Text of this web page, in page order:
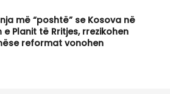
më “poshtë” se Kosova në
e Planit të Rritjes, rrezikohen
reformat vonohen